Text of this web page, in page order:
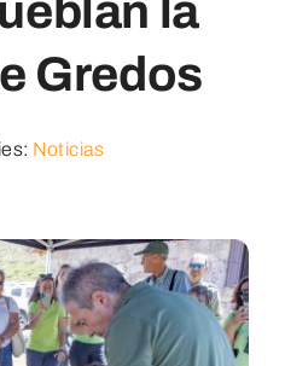
la
Gredos
Noticias